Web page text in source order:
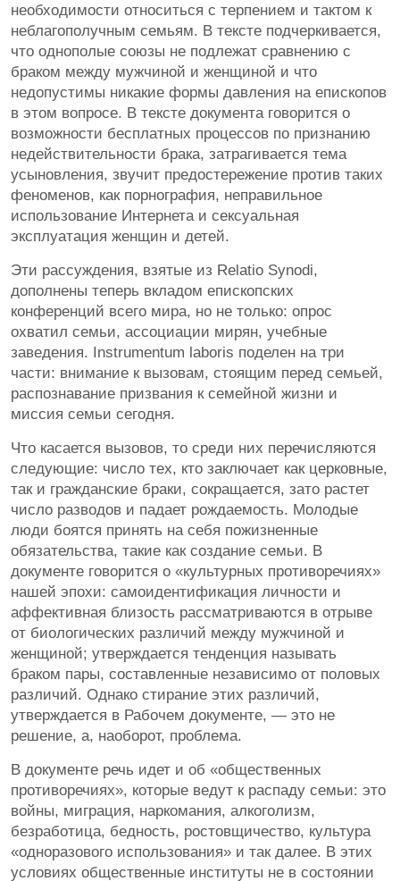
необходимости относиться с терпением и тактом к
неблагополучным семьям. В тексте подчеркивается,
что однополые союзы не подлежат сравнению с
браком между мужчиной и женщиной и что
недопустимы никакие формы давления на епископов
в этом вопросе. В тексте документа говорится о
возможности бесплатных процессов по признанию
недействительности брака, затрагивается тема
усыновления, звучит предостережение против таких
феноменов, как порнография, неправильное
использование Интернета и сексуальная
эксплуатация женщин и детей.
Эти рассуждения, взятые из Relatio Synodi,
дополнены теперь вкладом епископских
конференций всего мира, но не только: опрос
охватил семьи, ассоциации мирян, учебные
заведения. Instrumentum laboris поделен на три
части: внимание к вызовам, стоящим перед семьей,
распознавание призвания к семейной жизни и
миссия семьи сегодня.
Что касается вызовов, то среди них перечисляются
следующие: число тех, кто заключает как церковные,
так и гражданские браки, сокращается, зато растет
число разводов и падает рождаемость. Молодые
люди боятся принять на себя пожизненные
обязательства, такие как создание семьи. В
документе говорится о «культурных противоречиях»
нашей эпохи: самоидентификация личности и
аффективная близость рассматриваются в отрыве
от биологических различий между мужчиной и
женщиной; утверждается тенденция называть
браком пары, составленные независимо от половых
различий. Однако стирание этих различий,
утверждается в Рабочем документе, — это не
решение, а, наоборот, проблема.
В документе речь идет и об «общественных
противоречиях», которые ведут к распаду семьи: это
войны, миграция, наркомания, алкоголизм,
безработица, бедность, ростовщичество, культура
«одноразового использования» и так далее. В этих
условиях общественные институты не в состоянии